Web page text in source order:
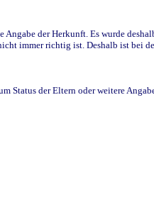
der Herkunft. Es wurde
immer richtig ist. Deshalb ist bei
Status der Eltern oder weitere